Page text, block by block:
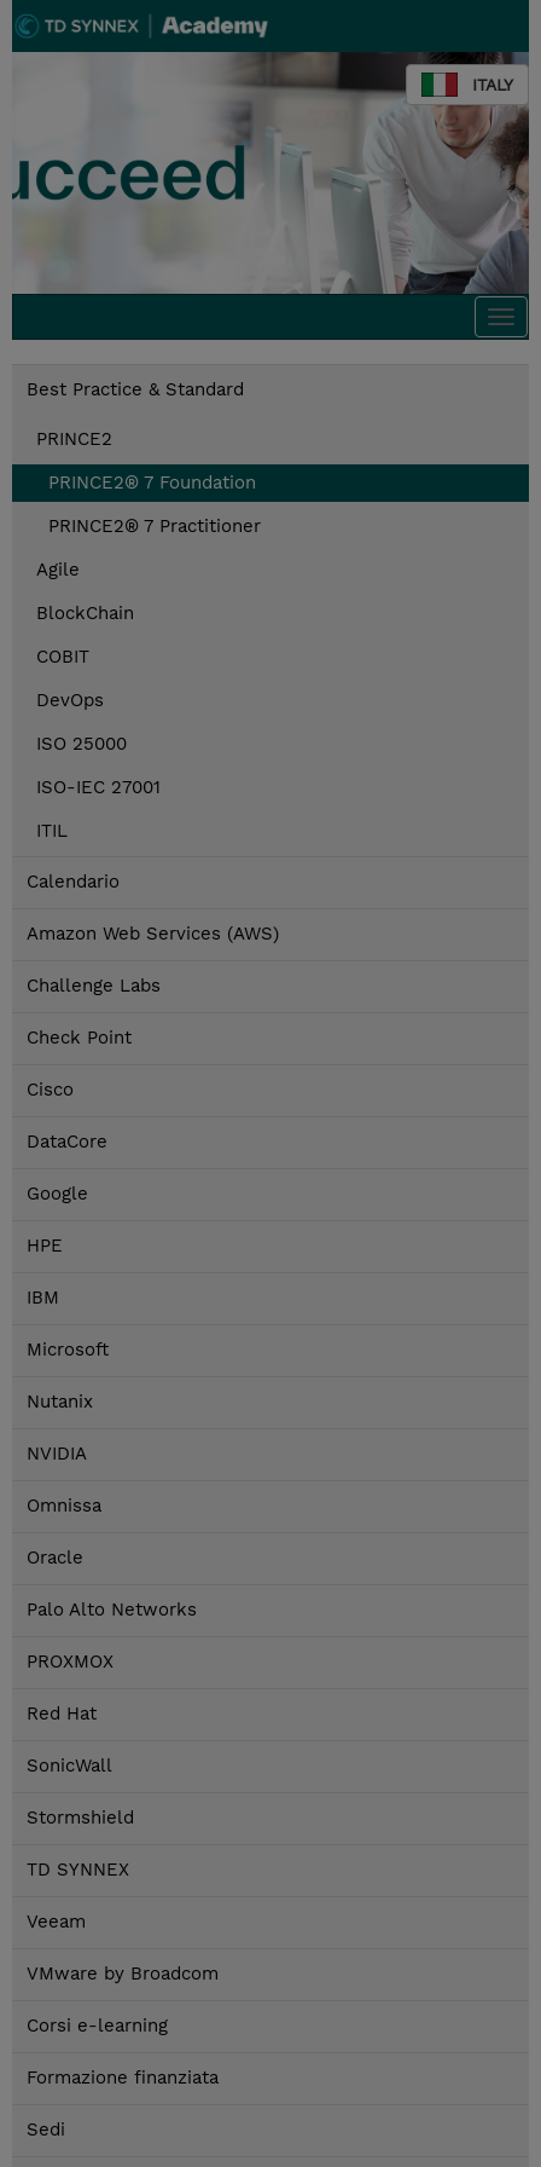
ITALY
Best Practice & Standard
PRINCE2
PRINCE2® 7 Foundation
PRINCE2® 7 Practitioner
Agile
BlockChain
COBIT
DevOps
ISO 25000
ISO-IEC 27001
ITIL
Calendario
Amazon Web Services (AWS)
Challenge Labs
Check Point
Cisco
DataCore
Google
HPE
IBM
Microsoft
Nutanix
NVIDIA
Omnissa
Oracle
Palo Alto Networks
PROXMOX
Red Hat
SonicWall
Stormshield
TD SYNNEX
Veeam
VMware by Broadcom
Corsi e-learning
Formazione finanziata
Sedi